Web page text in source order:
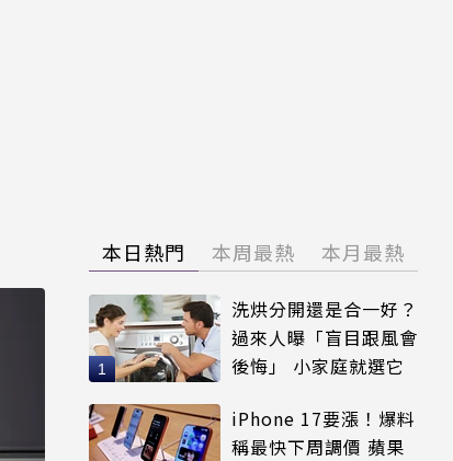
本日熱門 本周最熱 本月最熱
洗烘分開還是合一好？
過來人曝「盲目跟風會
後悔」 小家庭就選它
iPhone 17要漲！爆料
稱最快下周調價 蘋果